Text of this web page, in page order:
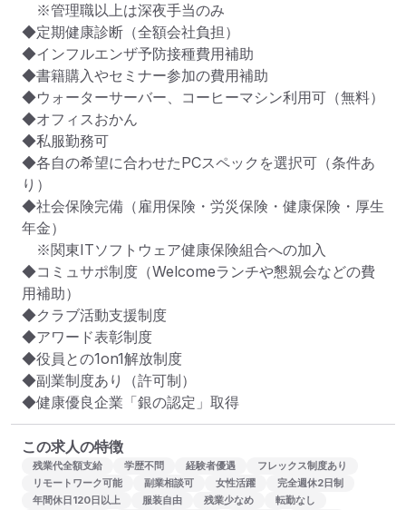
※管理職以上は深夜手当のみ
◆定期健康診断（全額会社負担）
◆インフルエンザ予防接種費用補助
◆書籍購入やセミナー参加の費用補助
◆ウォーターサーバー、コーヒーマシン利用可（無料）
◆オフィスおかん
◆私服勤務可
◆各自の希望に合わせたPCスペックを選択可（条件あ
り）
◆社会保険完備（雇用保険・労災保険・健康保険・厚生
年金）
※関東ITソフトウェア健康保険組合への加入
◆コミュサポ制度（Welcomeランチや懇親会などの費
用補助）
◆クラブ活動支援制度
◆アワード表彰制度
◆役員との1on1解放制度
◆副業制度あり（許可制）
◆健康優良企業「銀の認定」取得
この求人の特徴
残業代全額支給 学歴不問 経験者優遇
フレックス制度あり
リモートワーク可能
副業相談可 女性活躍
完全週休2日制
年間休日120日以上
服装自由 残業少なめ
転勤なし